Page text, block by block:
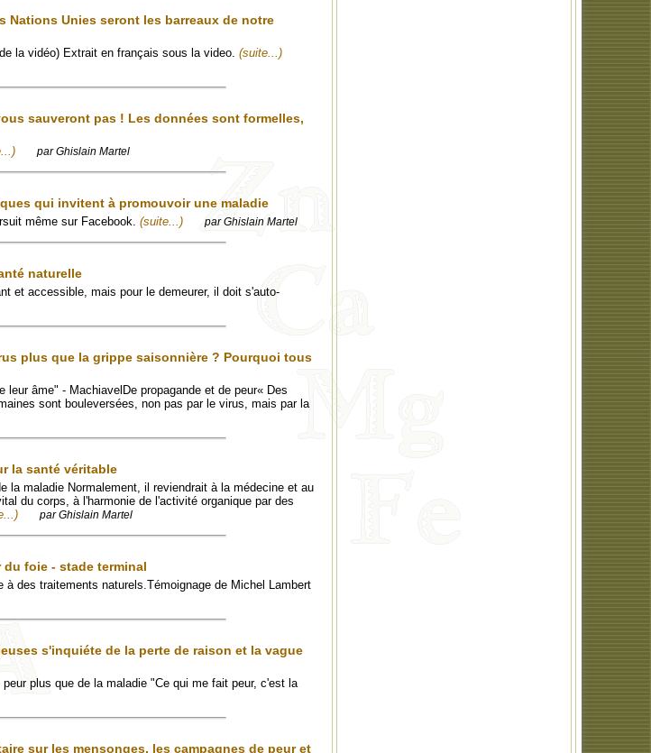
Unies seront les barreaux de notre
la vidéo) Extrait en français sous la video. (suite...)
sauveront pas ! Les données sont formelles,
par Ghislain Martel
qui invitent à promouvoir une maladie
même sur Facebook. (suite...) par Ghislain Martel
naturelle
et accessible, mais pour le demeurer, il doit s'auto-
plus que la grippe saisonnière ? Pourquoi tous
âme" - MachiavelDe propagande et de peur« Des
sont bouleversées, non pas par le virus, mais par la
la santé véritable
la maladie Normalement, il reviendrait à la médecine et au
du corps, à l'harmonie de l'activité organique par des
par Ghislain Martel
foie - stade terminal
à des traitements naturels.Témoignage de Michel Lambert
s'inquiéte de la perte de raison et la vague
plus que de la maladie "Ce qui me fait peur, c'est la
sur les mensonges, les campagnes de peur et